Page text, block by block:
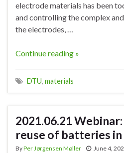
electrode materials has been
and controlling the complex
the electrodes, …
Continue reading »
DTU, materials
2021.06.21
reuse of batteries
ByPer Jørgensen Møller June 4,